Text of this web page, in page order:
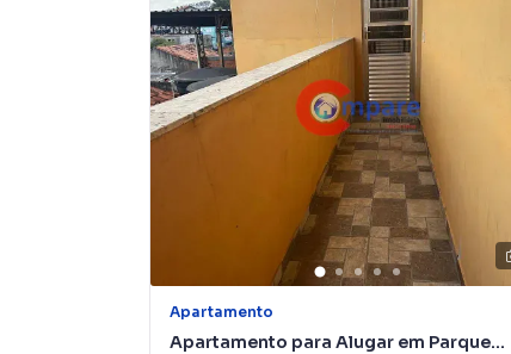
Apartamento
Apartamento para Alugar em Parque